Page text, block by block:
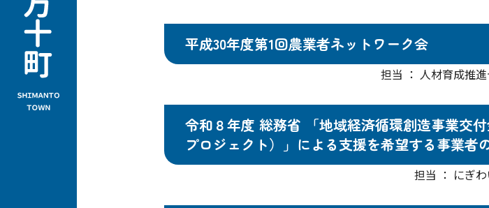
平成30年度第1回農業者ネットワーク会
担当 ： 人材育成推
令和８年度 総務省 「地域経済循環創造事業交
プロジェクト）」による支援を希望する事業者
担当 ： にぎ